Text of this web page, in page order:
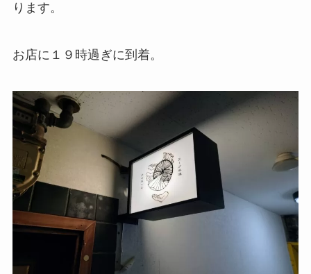
ります。
お店に１９時過ぎに到着。